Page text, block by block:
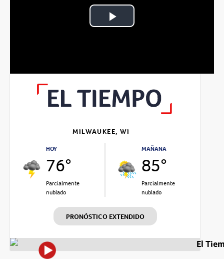
Play
MILWAUKEE, WI
HOY
76°
Parcialmente
nublado
MAÑANA
85°
Parcialmente
nublado
PRONÓSTICO EXTENDIDO
El